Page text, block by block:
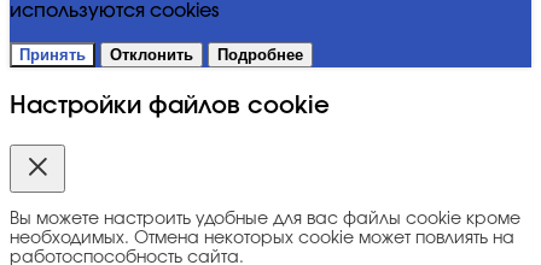
используются cookies
Принять Отклонить Подробнее
Настройки файлов cookie
Вы можете настроить удобные для вас файлы cookie кроме
необходимых. Отмена некоторых cookie может повлиять на
работоспособность сайта.